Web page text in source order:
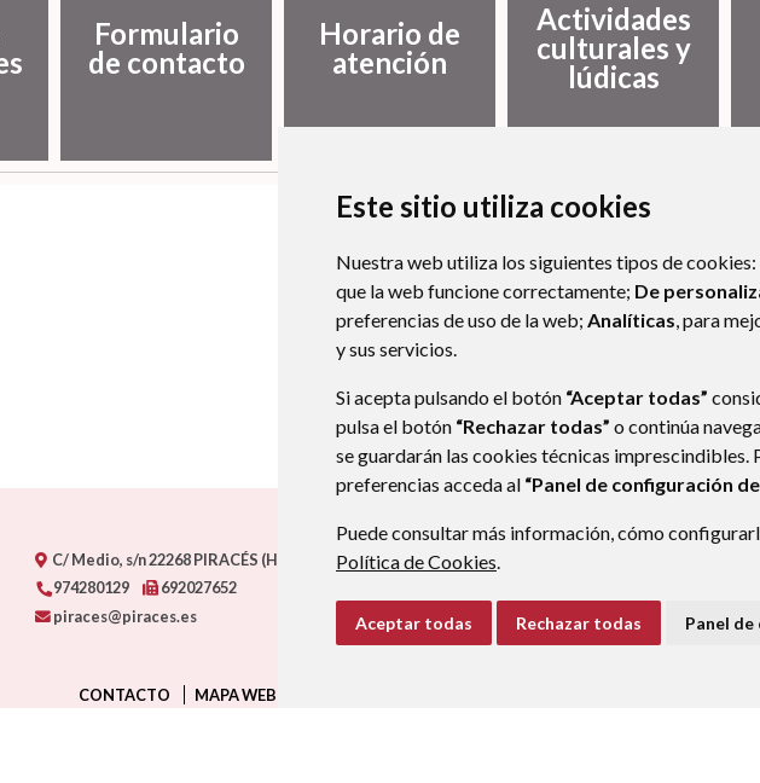
Este sitio utiliza cookies
Nuestra web utiliza los siguientes tipos de cookies:
que la web funcione correctamente; De
preferencias de uso de la web; Analíticas, para
y sus servicios.
Si acepta pulsando el botón “Aceptar todas”
pulsa el botón “Rechazar todas” o continúa
se guardarán las cookies técnicas imprescindibles.
preferencias acceda al “Panel de configuración
Puede consultar más información, cómo
Política de Cookies.
Aceptar todas Rechazar todas Panel
Formulario
de contacto
Horario de
atención
Actividades
culturales y
lúdicas
C/ Medio, s/n22268PIRACÉS (HUESCA) - ARAGÓN(ESPAÑA)
974280129
692027652
piraces@piraces.es
CONTACTO MAPA WEB